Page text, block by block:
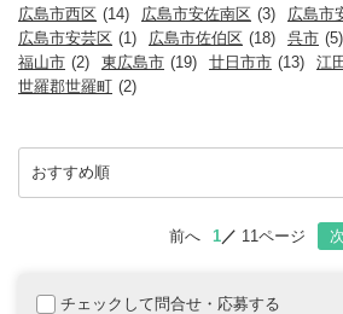
広島市西区 (14) 広島市安佐南区 (3) 広島市
広島市安芸区 (1) 広島市佐伯区 (18) 呉市 (5)
福山市 (2) 東広島市 (19) 廿日市市 (13) 江
世羅郡世羅町 (2)
前へ 1 11ページ
チェックして問合せ・応募する